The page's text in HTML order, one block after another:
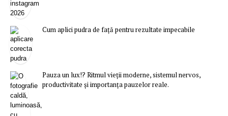
Cum aplici pudra de față pentru rezultate impecabile
Pauza un lux!? Ritmul vieții moderne, sistemul nervos,
productivitate și importanța pauzelor reale.